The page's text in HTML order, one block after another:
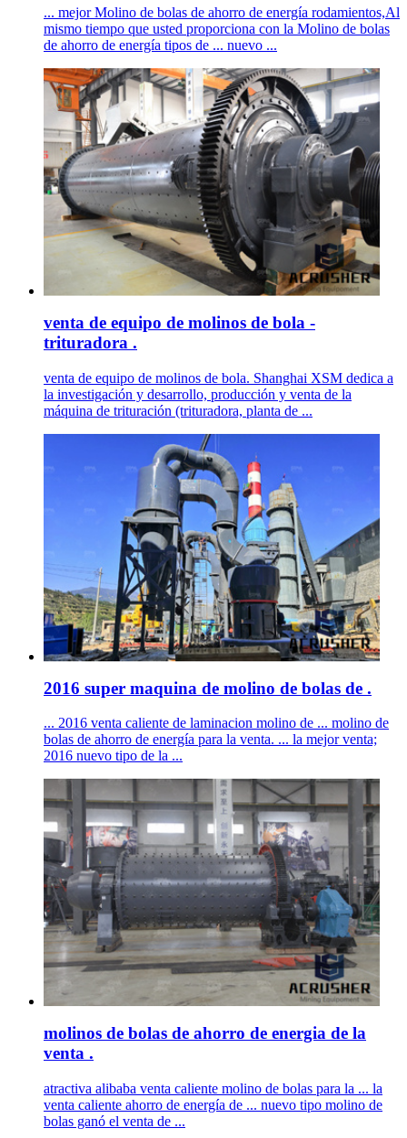
... mejor Molino de bolas de ahorro de energía rodamientos,Al
mismo tiempo que usted proporciona con la Molino de bolas
de ahorro de energía tipos de ... nuevo ...
venta de equipo de molinos de bola -
trituradora .
venta de equipo de molinos de bola. Shanghai XSM dedica a
la investigación y desarrollo, producción y venta de la
máquina de trituración (trituradora, planta de ...
2016 super maquina de molino de bolas de .
... 2016 venta caliente de laminacion molino de ... molino de
bolas de ahorro de energía para la venta. ... la mejor venta;
2016 nuevo tipo de la ...
molinos de bolas de ahorro de energia de la
venta .
atractiva alibaba venta caliente molino de bolas para la ... la
venta caliente ahorro de energía de ... nuevo tipo molino de
bolas ganó el venta de ...